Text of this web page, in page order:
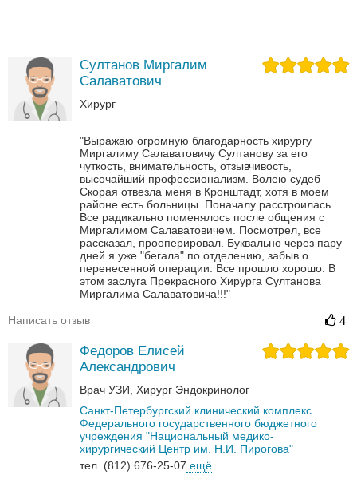
Султанов Миргалим
Салаватович
Хирург
"Выражаю огромную благодарность хирургу
Миргалиму Салаватовичу Султанову за его
чуткость, внимательность, отзывчивость,
высочайший профессионализм. Волею судеб
Скорая отвезла меня в Кронштадт, хотя в моем
районе есть больницы. Поначалу расстроилась.
Все радикально поменялось после общения с
Миргалимом Салаватовичем. Посмотрел, все
рассказал, прооперировал. Буквально через пару
дней я уже "бегала" по отделению, забыв о
перенесенной операции. Все прошло хорошо. В
этом заслуга Прекрасного Хирурга Султанова
Миргалима Салаватовича!!!"
Написать отзыв 4
Федоров Елисей
Александрович
Врач УЗИ Хирург Эндокринолог
Санкт-Петербургский клинический комплекс
Федерального государственного бюджетного
учреждения "Национальный медико-
хирургический Центр им. Н.И. Пирогова"
тел. (812) 676-25-07 ещё